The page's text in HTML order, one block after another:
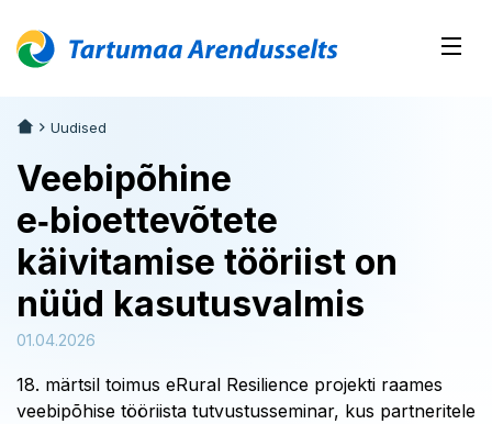
Uudised
Veebipõhine
e‑bioettevõtete
käivitamise tööriist on
nüüd kasutusvalmis
01.04.2026
18. märtsil toimus eRural Resilience projekti raames
veebipõhise tööriista tutvustusseminar, kus partneritele